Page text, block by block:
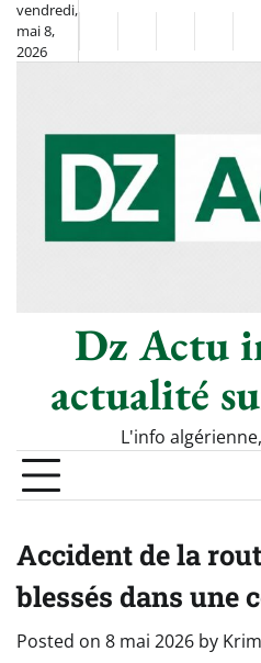
Skip
content
vendredi,
mai 8,
2026
FlashSportclassé
Le
Dz Actu
actualité
L'info
Accident de la
blessés dans une
Posted on 8 mai 2026 by